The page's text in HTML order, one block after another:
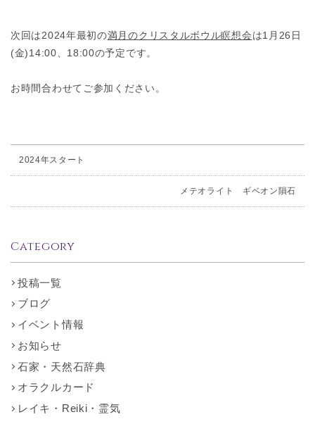
次回は2024年最初の満月のクリスタルボウル瞑想会は1月26日
(金)14:00、18:00の予定です。
お時間合わせてご参加ください。
2024年スタート
メテオライト ギベオン隕石
Category
投稿一覧
ブログ
イベント情報
お知らせ
石家・天然石辞典
オラクルカード
レイキ・Reiki・霊気